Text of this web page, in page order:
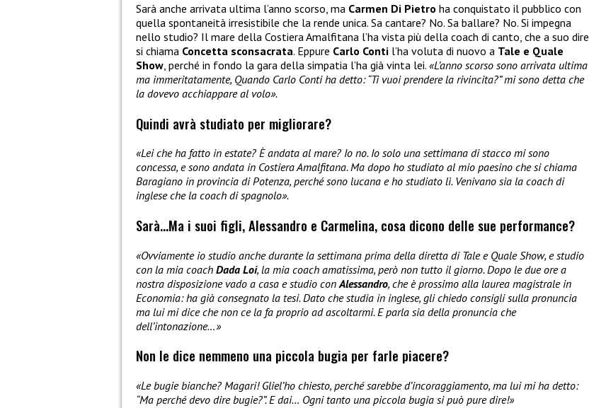
Sarà anche arrivata ultima l’anno scorso, ma Carmen Di Pietro ha conquistato il pubblico con
quella spontaneità irresistibile che la rende unica. Sa cantare? No. Sa ballare? No. Si impegna
nello studio? Il mare della Costiera Amalfitana l’ha vista più della coach di canto, che a suo dire
si chiama Concetta sconsacrata. Eppure Carlo Conti l’ha voluta di nuovo a Tale e Quale
Show , perché in fondo la gara della simpatia l’ha già vinta lei. «L’anno scorso sono arrivata ultima
ma immeritatamente, Quando Carlo Conti ha detto: “Ti vuoi prendere la rivincita?” mi sono detta che
la dovevo acchiappare al volo».
Quindi avrà studiato per migliorare?
«Lei che ha fatto in estate? È andata al mare? Io no. Io solo una settimana di stacco mi sono
concessa, e sono andata in Costiera Amalfitana. Ma dopo ho studiato al mio paesino che si chiama
Baragiano in provincia di Potenza, perché sono lucana e ho studiato lì. Venivano sia la coach di
inglese che la coach di spagnolo».
Sarà…Ma i suoi figli, Alessandro e Carmelina, cosa dicono delle sue performance?
«Ovviamente io studio anche durante la settimana prima della diretta di Tale e Quale Show, e studio
con la mia coach Dada Loi, la mia coach amatissima, però non tutto il giorno. Dopo le due ore a
nostra disposizione vado a casa e studio con Alessandro, che è prossimo alla laurea magistrale in
Economia: ha già consegnato la tesi. Dato che studia in inglese, gli chiedo consigli sulla pronuncia
ma lui mi dice che non ce la fa proprio ad ascoltarmi. E parla sia della pronuncia che
dell’intonazione…»
Non le dice nemmeno una piccola bugia per farle piacere?
«Le bugie bianche? Magari! Gliel’ho chiesto, perché sarebbe d’incoraggiamento, ma lui mi ha detto:
“Ma perché devo dire bugie?”. E dai… Ogni tanto una piccola bugia si può pure dire!»